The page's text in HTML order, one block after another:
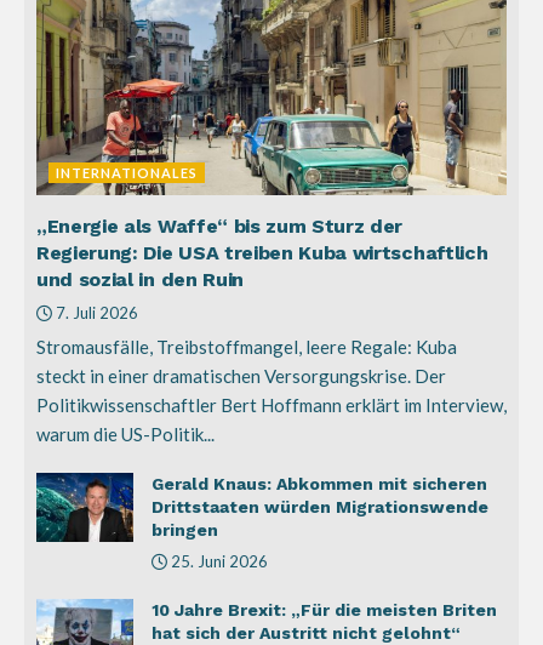
INTERNATIONALES
„Energie als Waffe“ bis zum Sturz der
Regierung: Die USA treiben Kuba wirtschaftlich
und sozial in den Ruin
7. Juli 2026
Stromausfälle, Treibstoffmangel, leere Regale: Kuba
steckt in einer dramatischen Versorgungskrise. Der
Politikwissenschaftler Bert Hoffmann erklärt im Interview,
warum die US-Politik...
Gerald Knaus: Abkommen mit sicheren
Drittstaaten würden Migrationswende
bringen
25. Juni 2026
10 Jahre Brexit: „Für die meisten Briten
hat sich der Austritt nicht gelohnt“